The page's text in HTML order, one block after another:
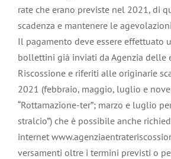
rate che erano previste nel 2021, di
scadenza e mantenere le
Il pagamento deve essere effettuato
bollettini già inviati da Agenzia delle
Riscossione e riferiti alle originarie
2021 (febbraio, maggio, luglio e
“Rottamazione-ter”; marzo e luglio
stralcio”) che è possibile anche
internet
versamenti oltre i termini previsti o